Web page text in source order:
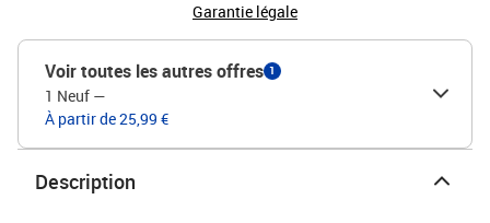
Garantie légale
Voir toutes les autres offres 1
1 Neuf —
À partir de 25,99 €
Description